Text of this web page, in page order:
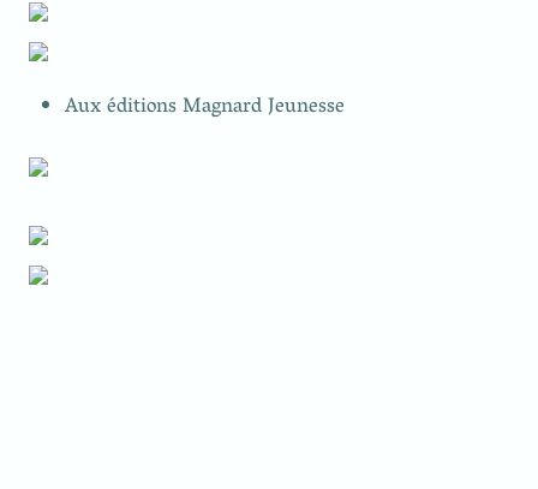
Aux éditions Magnard Jeunesse